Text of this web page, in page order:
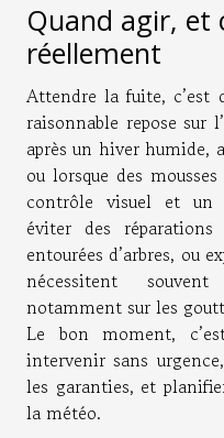
Quand agir, et
réellement
Attendre la fuite, c’est
raisonnable repose sur
après un hiver humide,
ou lorsque des
contrôle visuel et un
éviter des
entourées d’arbres, ou
nécessitent
notamment sur les
Le bon moment,
intervenir sans
les garanties, et
la météo.